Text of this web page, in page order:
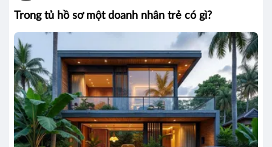
Trong tủ hồ sơ một doanh nhân trẻ có gì?